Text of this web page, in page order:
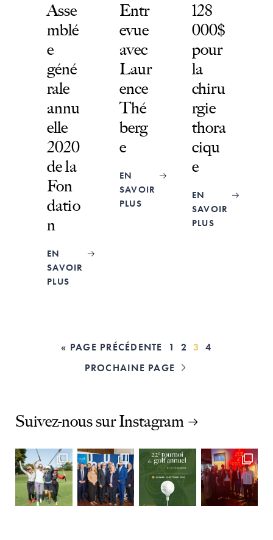
Asse
mblé
e
géné
rale
annu
elle
2020
de la
Fon
datio
n
EN
SAVOIR
PLUS
Entr
evue
avec
Laur
ence
Thé
berg
e
EN
SAVOIR
PLUS
128
000$
pour
la
chiru
rgie
thora
ciqu
e
EN
SAVOIR
PLUS
« ALLER
PAGE PRÉCÉDENTE PAGE
1 PAGE
2 PAGE
3 PAGE
4
PROCHAINE PAGE

Suivez-nous sur Instagram